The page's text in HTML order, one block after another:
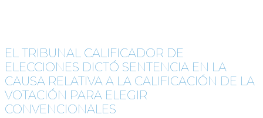
EL TRIBUNAL CALIFICADOR DE
ELECCIONES DICTÓ SENTENCIA EN LA
CAUSA RELATIVA A LA CALIFICACIÓN DE LA
VOTACIÓN PARA ELEGIR
CONVENCIONALES